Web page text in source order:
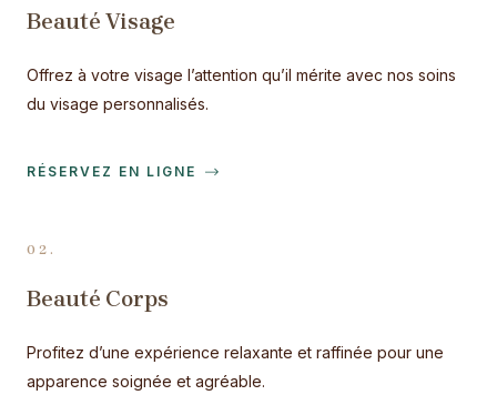
Beauté Visage
Offrez à votre visage l’attention qu’il mérite avec nos soins
du visage personnalisés.
RÉSERVEZ EN LIGNE
02.
Beauté Corps
Profitez d’une expérience relaxante et raffinée pour une
apparence soignée et agréable.